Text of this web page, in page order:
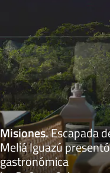
Misiones.Escapada
Meliá Iguazú
gastronómica